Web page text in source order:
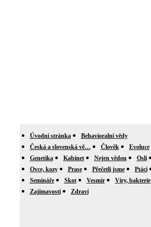
Úvodní stránka
Behavioralni vědy
Česká a slovenská vě…
Člověk Evoluce
Genetika
Kabinet Nejen vědou Osli
Ovce, kozy
Prase Přečetli jsme Ptáci
Semináře
Skot Vesmír
Viry, bakterie
Zajímavosti
Zdraví